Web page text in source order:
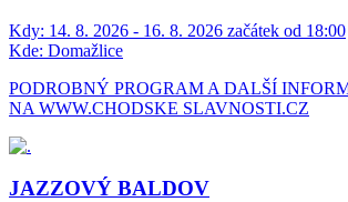
Kdy: 14. 8. 2026 - 16. 8. 2026 začátek od 18:00
Kde: Domažlice
PODROBNÝ PROGRAM A DALŠÍ
NA WWW.CHODSKE SLAVNOSTI.CZ
JAZZOVÝ BALDOV